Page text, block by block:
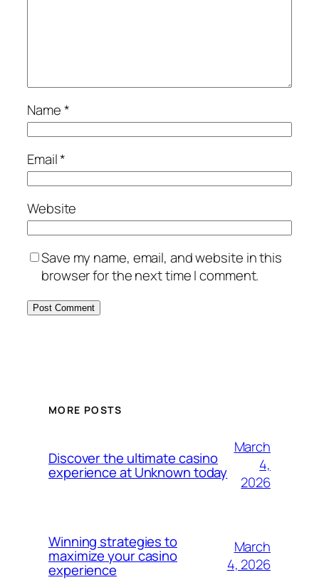
Name*
Email*
Website
Save my name, email, and website in this
browser for the next time I comment.
MORE POSTS
Discover the ultimate casino
experience at Unknown today
March
4,
2026
Winning strategies to
maximize your casino
experience
March
4, 2026